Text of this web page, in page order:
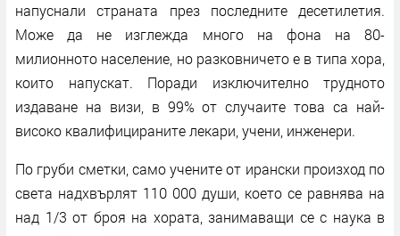
напуснали страната през последните десетилетия.
Може да не изглежда много на фона на 80-
милионното население, но разковничето е в типа хора,
които напускат. Поради изключително трудното
издаване на визи, в 99% от случаите това са най-
високо квалифицираните лекари, учени, инженери.
По груби сметки, само учените от ирански произход по
света надхвърлят 110 000 души, което се равнява на
над 1/3 от броя на хората, занимаващи се с наука в